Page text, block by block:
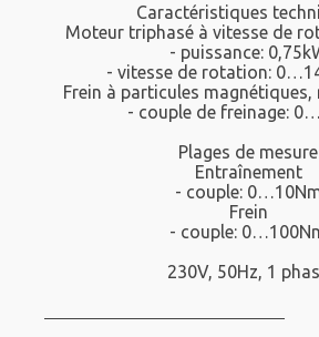
Caractéristiques
Moteur triphasé à vitesse de
- puissance:
- vitesse de rotation:
Frein à particules
- couple de freinage:
Plages de mesure
Entraînement
- couple:
Frein
- couple:
230V, 50Hz, 1